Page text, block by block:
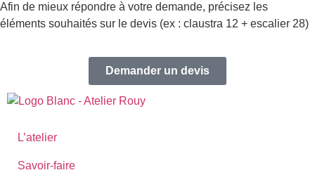
Afin de mieux répondre à votre demande, précisez les
éléments souhaités sur le devis (ex : claustra 12 + escalier 28)
Demander un devis
L’atelier
Savoir-faire